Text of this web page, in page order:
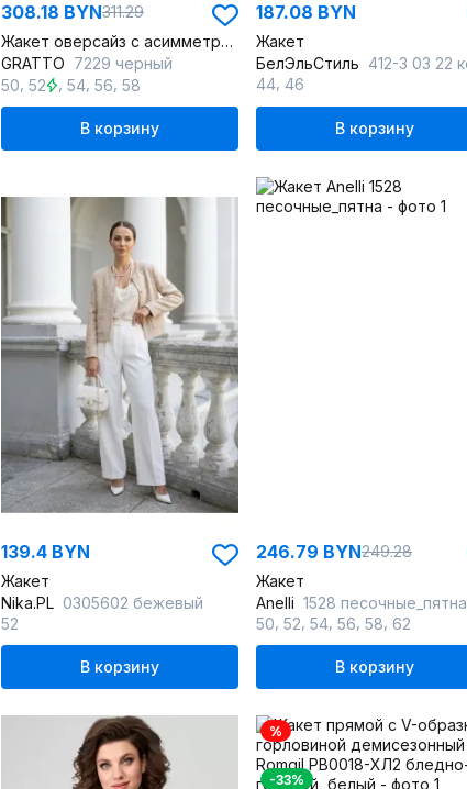
308.18 BYN311.29
Жакет оверсайз с асимметричным дизайном из текстиля и хлопка
GRATTO 7229 черный
50 52 ,54 ,56 ,58
В корзину
187.08 BYN
Жакет
БелЭльСтиль 412-3 03 22 коричнево-бежевая
44 46
В корзину
139.4 BYN
Жакет
Nika.PL 0305602 бежевый
52
В корзину
246.79 BYN249.28
Жакет
Anelli 1528 песочные_пятна
50 52 54 56 58 62
В корзину
%
-33%